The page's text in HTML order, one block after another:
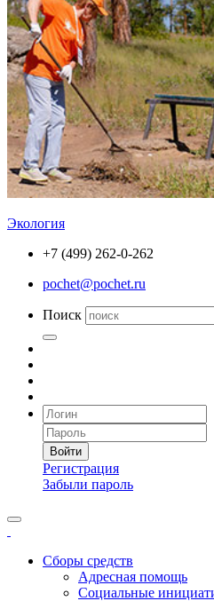
Экология
+7 (499) 262-0-262
pochet@pochet.ru
Поиск
Войти
Регистрация
Забыли пароль
Сборы средств
Адресная помощь
Социальные